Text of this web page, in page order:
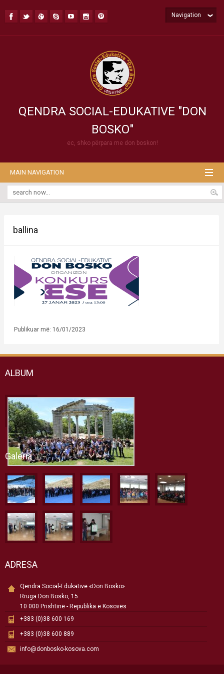
QENDRA SOCIAL-EDUKATIVE "DON
BOSKO"
ec, shko përpara me don boskon!
Navigation
MAIN NAVIGATION
ballina
Publikuar më: 16/01/2023
ALBUM
Galeria
ADRESA
Qendra Social-Edukative «Don Bosko»
Rruga Don Bosko, 15
10 000 Prishtinë - Republika e Kosovës
+383 (0)38 600 169
+383 (0)38 600 889
info@donbosko-kosova.com